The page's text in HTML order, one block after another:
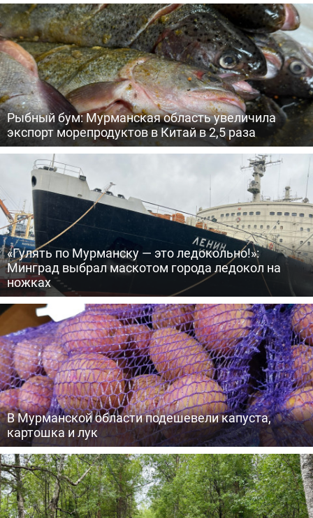
Рыбный бум: Мурманская область увеличила
экспорт морепродуктов в Китай в 2,5 раза
«Гулять по Мурманску — это ледокольно!»:
Минград выбрал маскотом города ледокол на
ножках
В Мурманской области подешевели капуста,
картошка и лук